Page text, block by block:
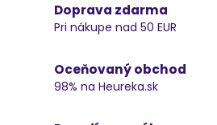
Doprava zdarma
Pri nákupe nad 50 EUR
Oceňovaný obchod
98% na Heureka.sk